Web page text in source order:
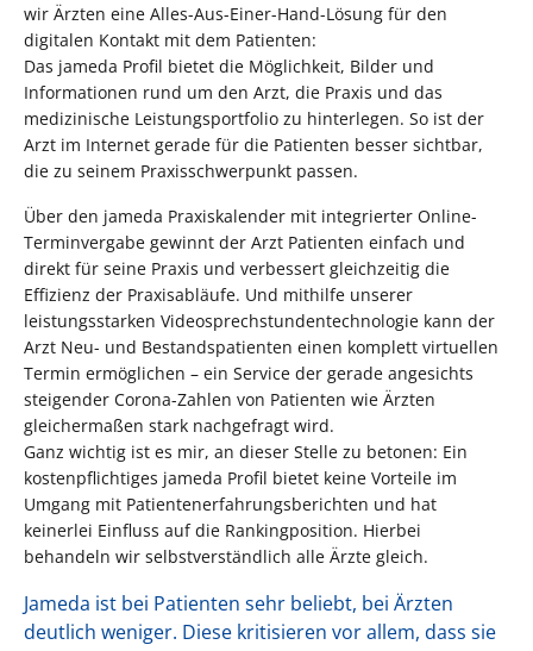
wir Ärzten eine Alles-Aus-Einer-Hand-Lösung für den
digitalen Kontakt mit dem Patienten:
Das jameda Profil bietet die Möglichkeit, Bilder und
Informationen rund um den Arzt, die Praxis und das
medizinische Leistungsportfolio zu hinterlegen. So ist der
Arzt im Internet gerade für die Patienten besser sichtbar,
die zu seinem Praxisschwerpunkt passen.
Über den jameda Praxiskalender mit integrierter Online-
Terminvergabe gewinnt der Arzt Patienten einfach und
direkt für seine Praxis und verbessert gleichzeitig die
Effizienz der Praxisabläufe. Und mithilfe unserer
leistungsstarken Videosprechstundentechnologie kann der
Arzt Neu- und Bestandspatienten einen komplett virtuellen
Termin ermöglichen – ein Service der gerade angesichts
steigender Corona-Zahlen von Patienten wie Ärzten
gleichermaßen stark nachgefragt wird.
Ganz wichtig ist es mir, an dieser Stelle zu betonen: Ein
kostenpflichtiges jameda Profil bietet keine Vorteile im
Umgang mit Patientenerfahrungsberichten und hat
keinerlei Einfluss auf die Rankingposition. Hierbei
behandeln wir selbstverständlich alle Ärzte gleich.
Jameda ist bei Patienten sehr beliebt, bei Ärzten
deutlich weniger. Diese kritisieren vor allem, dass sie